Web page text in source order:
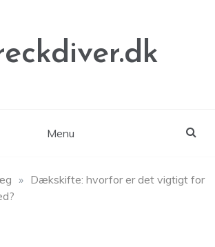
Menu
» Dækskifte: hvorfor er det vigtigt for